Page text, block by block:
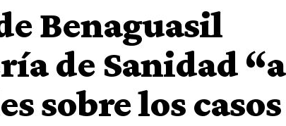
Benaguasil
de Sanidad “a
sobre los casos